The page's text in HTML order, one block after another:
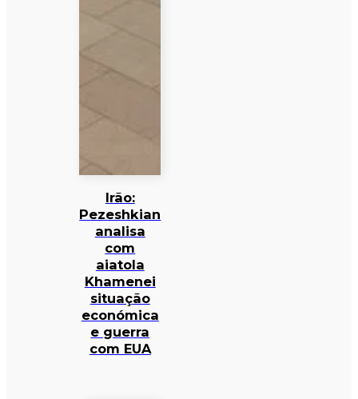
Irão:
Pezeshkian
analisa
com
aiatola
Khamenei
situação
económica
e guerra
com EUA